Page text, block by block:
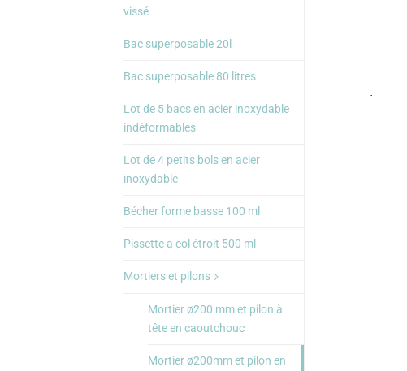
vissé
Bac superposable 20l
Bac superposable 80 litres
Lot de 5 bacs en acier inoxydable
indéformables
Lot de 4 petits bols en acier
inoxydable
Bécher forme basse 100 ml
Pissette a col étroit 500 ml
Mortiers et pilons
Mortier ø200 mm et pilon à
tête en caoutchouc
Mortier ø200mm et pilon en